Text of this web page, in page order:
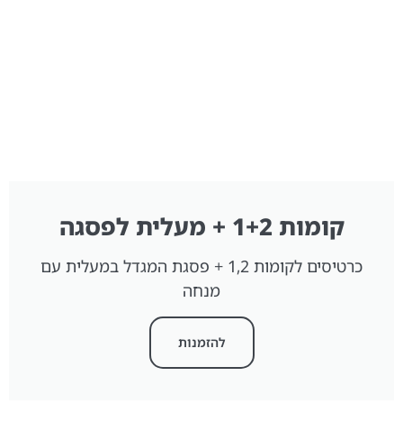
קומות 1+2 + מעלית לפסגה
כרטיסים לקומות 1,2 + פסגת המגדל במעלית עם
מנחה
להזמנות